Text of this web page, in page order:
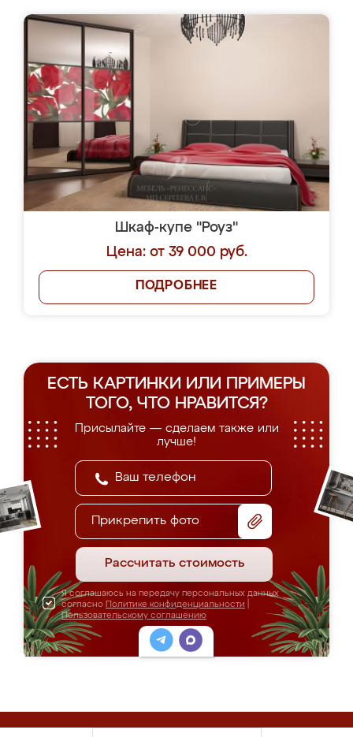
Шкаф-купе "Роуз"
Цена: от 39 000 руб.
ПОДРОБНЕЕ
ЕСТЬ КАРТИНКИ ИЛИ ПРИМЕРЫ
ТОГО, ЧТО НРАВИТСЯ?
Присылайте — сделаем также или
лучше!
Прикрепить фото
Рассчитать стоимость
Я соглашаюсь на передачу персональных данных
согласно Политике конфиденциальности
Пользовательскому соглашению